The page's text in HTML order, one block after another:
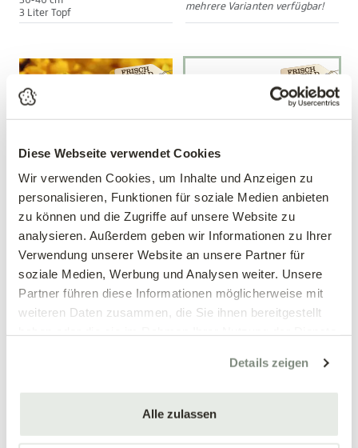
Diese Webseite verwendet Cookies
Wir verwenden Cookies, um Inhalte und Anzeigen zu
personalisieren, Funktionen für soziale Medien anbieten
zu können und die Zugriffe auf unsere Website zu
analysieren. Außerdem geben wir Informationen zu Ihrer
Verwendung unserer Website an unsere Partner für
soziale Medien, Werbung und Analysen weiter. Unsere
Partner führen diese Informationen möglicherweise mit
weiteren Daten zusammen, die Sie ihnen bereitgestellt
Details zeigen
Alle zulassen
3 Liter Topf
mehrere Varianten verfügbar!
Forsythie 'Lynwood Gold'
Forsythia intermedia
'Lynwood Gold'
13,99 €
40-60 cm
statt 77,95 € 64,90 €